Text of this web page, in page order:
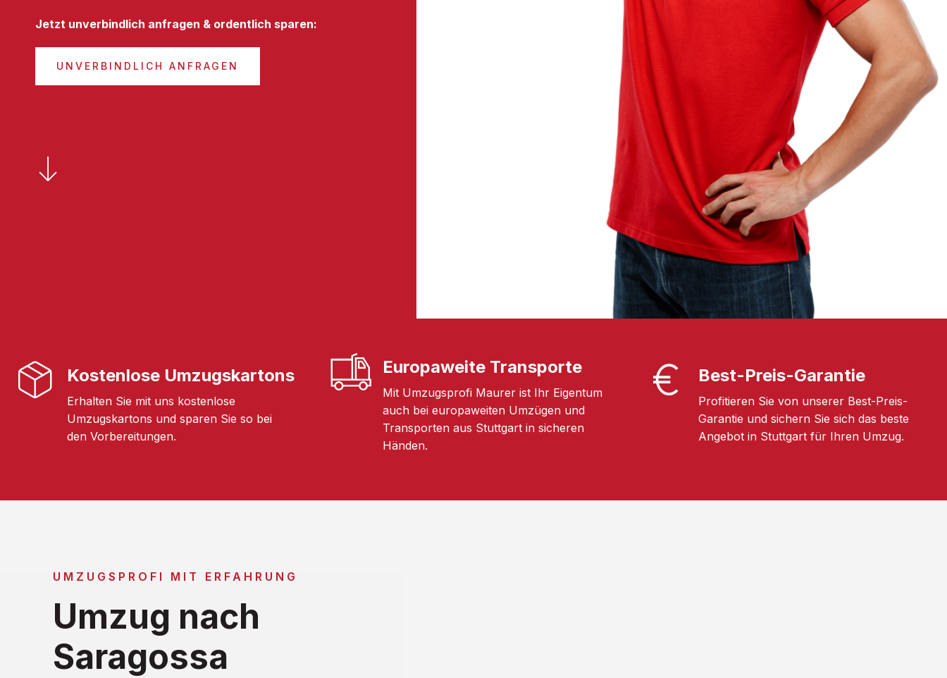
Jetzt unverbindlich anfragen & ordentlich sparen:
UNVERBINDLICH ANFRAGEN
Kostenlose Umzugskartons
Erhalten Sie mit uns kostenlose
Umzugskartons und sparen Sie so bei
den Vorbereitungen.
Europaweite Transporte
Mit Umzugsprofi Maurer ist Ihr Eigentum
auch bei europaweiten Umzügen und
Transporten aus Stuttgart in sicheren
Händen.
Best-Preis-Garantie
Profitieren Sie von unserer Best-Preis-
Garantie und sichern Sie sich das beste
Angebot in Stuttgart für Ihren Umzug.
UMZUGSPROFI MIT ERFAHRUNG
Umzug nach
Saragossa